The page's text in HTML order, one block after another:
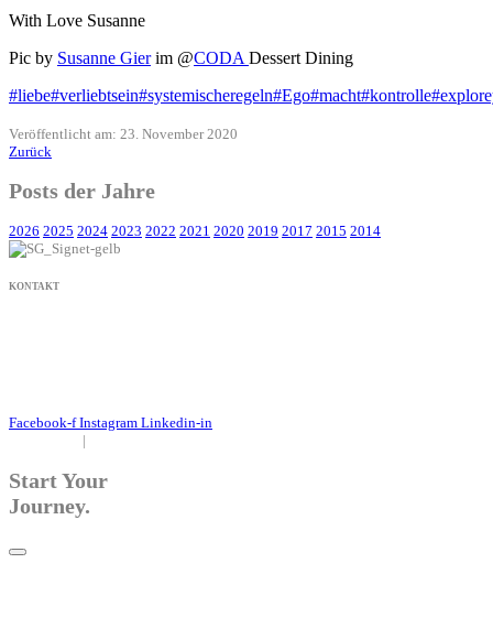
With Love Susanne
Pic by Susanne Gierim @CODA Dessert Dining
#liebe#verliebtsein#systemischeregeln#Ego#macht#kontrolle
Veröffentlicht am: 23. November 2020
Zurück
Posts der Jahre
2026 2025 2024 2023 2022 2021 2020 2019 2017 2015 2014
KONTAKT
Facebook-f Instagram Linkedin-in
|
Start Your
Journey.